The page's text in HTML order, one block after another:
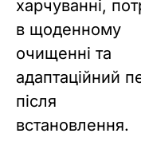
харчуванні,
в щоденному
очищенні та
адаптаційний
після
встановлення.